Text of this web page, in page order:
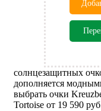
солнцезащитных
дополняется
выбрать очки
Tortoise от 19 590